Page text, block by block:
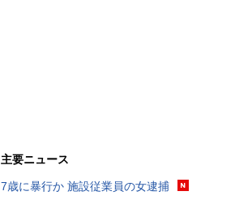
主要ニュース
7歳に暴行か 施設従業員の女逮捕